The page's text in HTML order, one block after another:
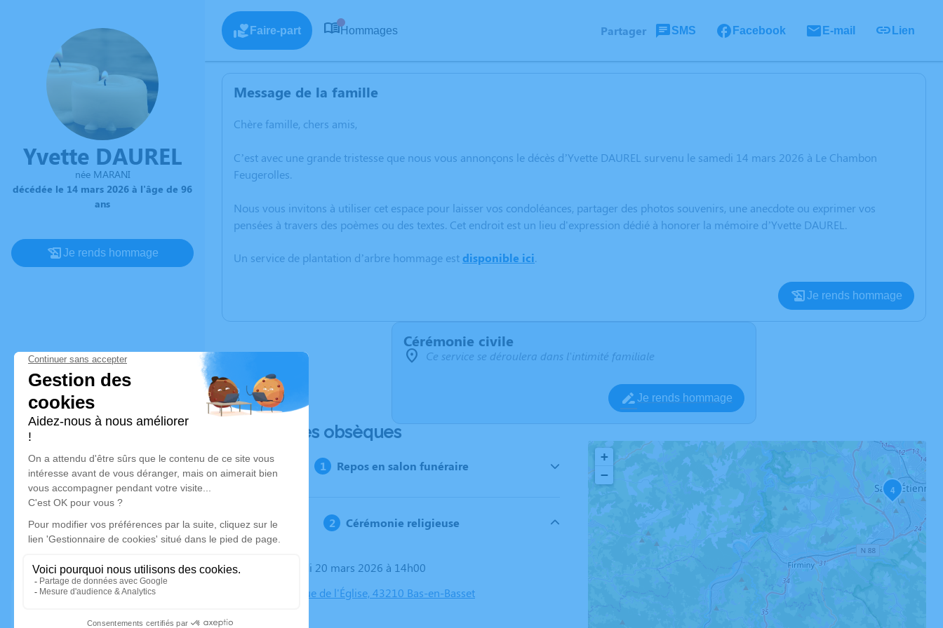
Yvette DAUREL
née MARANI
décédée le 14 mars 2026 à l'âge de 96
ans
Je rends hommage
Faire-part Hommages Partager SMS Facebook E-mail Lien
Message de la famille
Chère famille, chers amis,
C’est avec une grande tristesse que nous vous annonçons le décès d’Yvette DAUREL survenu le samedi 14 mars 2026 à Le Chambon
Feugerolles.
Nous vous invitons à utiliser cet espace pour laisser vos condoléances, partager des photos souvenirs, une anecdote ou exprimer vos
pensées à travers des poèmes ou des textes. Cet endroit est un lieu d'expression dédié à honorer la mémoire d’Yvette DAUREL.
Un service de plantation d’arbre hommage estdisponible ici.
Je rends hommage
Cérémonie civile
Ce service se déroulera dans l'intimité familiale
Je rends hommage
Déroulé des obsèques
Repos en salon funéraire
Cérémonie religieuse
Le vendredi 20 mars 2026 à 14h00
Église, 7 Rue de l'Église, 43210 Bas-en-Basset
4
+
−